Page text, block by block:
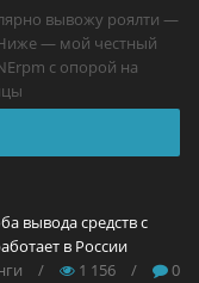
вывожу роялти —
— мой честный
с опорой на
вывода средств с
в России
/ 1 156 / 0